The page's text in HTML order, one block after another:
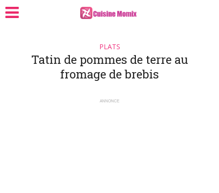
PLATS
Tatin de pommes de terre au
fromage de brebis
ANNONCE